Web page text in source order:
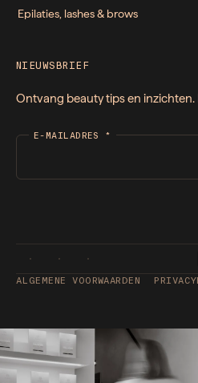
Epilaties, lashes & brows
NIEUWSBRIEF
Ontvang beauty tips en inzichten.
E-MAILADRES *
ALGEMENE VOORWAARDEN